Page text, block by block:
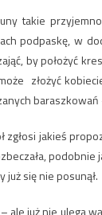
takie
podpaskę, w
by położyć
złożyć
zgłosi jakieś
już się nie posunął.
ale już nie ulega